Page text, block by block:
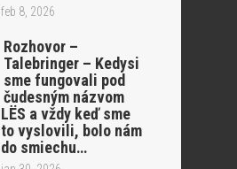
feb 8, 2026
Rozhovor –
Talebringer – Kedysi
sme fungovali pod
čudesným názvom
LËS a vždy keď sme
to vyslovili, bolo nám
do smiechu…